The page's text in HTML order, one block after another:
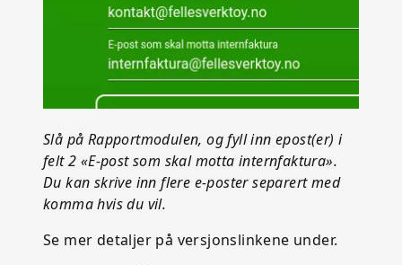
Slå på Rapportmodulen, og fyll inn epost(er) i
felt 2 «E-post som skal motta internfaktura».
Du kan skrive inn flere e-poster separert med
komma hvis du vil.
Se mer detaljer på versjonslinkene under.